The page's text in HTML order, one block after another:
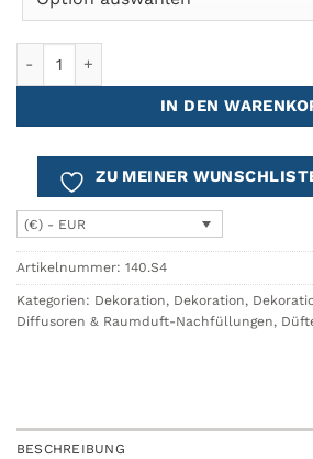
IN DEN
ZU MEINER
(€) - EUR
Artikelnummer: 140.S4
Kategorien: Dekoration, Dekoration,
Diffusoren & Raumduft-Nachfüllungen,
BESCHREIBUNG